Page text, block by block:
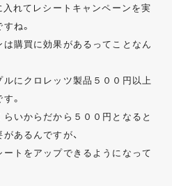
れてレシートキャンペーンを実
ね。
購買に効果があるってことなん
にクロレッツ製品５００円以上
。
いからだから５００円となると
あるんですが、
トをアップできるようになって